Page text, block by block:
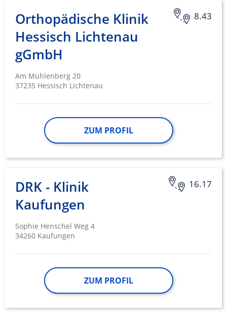
8.43
Orthopädische Klinik
Hessisch Lichtenau
gGmbH
Am Mühlenberg 20
37235 Hessisch Lichtenau
ZUM PROFIL
16.17
DRK - Klinik
Kaufungen
Sophie Henschel Weg 4
34260 Kaufungen
ZUM PROFIL